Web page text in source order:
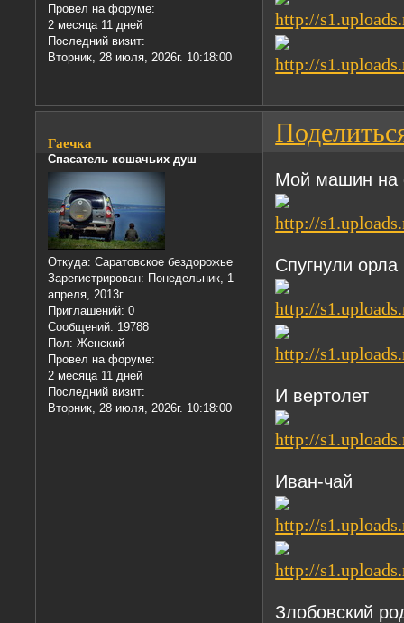
Провел на форуме:
2 месяца 11 дней
Последний визит:
Вторник, 28 июля, 2026г. 10:18:00
Гаечка
Спасатель кошачьих душ
Откуда: Саратовское бездорожье
Зарегистрирован: Понедельник, 1
апреля, 2013г.
Приглашений: 0
Сообщений: 19788
Пол: Женский
Провел на форуме:
2 месяца 11 дней
Последний визит:
Вторник, 28 июля, 2026г. 10:18:00
Мой машин на
Спугнули орла
И вертолет
Иван-чай
Злобовский